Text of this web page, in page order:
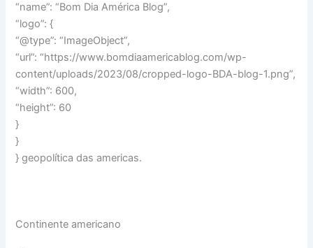
“name”: “Bom Dia América Blog”,
“logo”: {
“@type”: “ImageObject”,
“url”: “https://www.bomdiaamericablog.com/wp-
content/uploads/2023/08/cropped-logo-BDA-blog-1.png”,
“width”: 600,
“height”: 60
}
}
} geopolítica das americas.
Continente americano